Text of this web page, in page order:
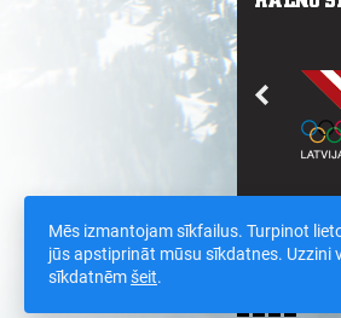
Saites /
Mēs izmantojam sīkfailus. Turpinot
jūs apstiprināt mūsu sīkdatnes. Uzzini
sīkdatnēmšeit.